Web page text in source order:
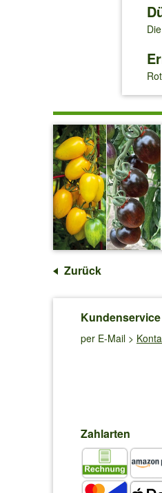
Zurück
per E-Mail >
Zahlarten